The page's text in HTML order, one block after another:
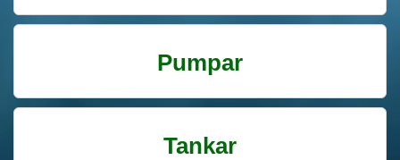
Pumpar
Tankar